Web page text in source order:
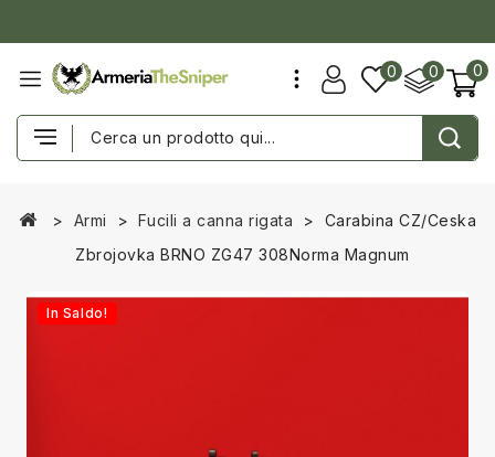
0
0
0
Armi Fucili a canna rigata
Carabina CZ/Ceska
Zbrojovka BRNO ZG47 308Norma Magnum
In Saldo!